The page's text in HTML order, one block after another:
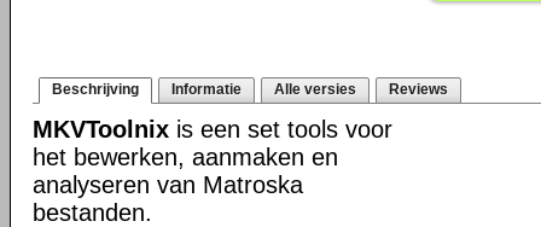
Beschrijving Informatie Alle versies Reviews
MKVToolnix is een set tools voor
het bewerken, aanmaken en
analyseren van Matroska
bestanden.